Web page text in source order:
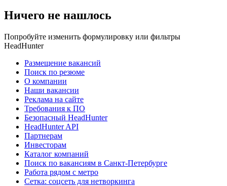
Ничего не нашлось
Попробуйте изменить формулировку или фильтры
HeadHunter
Размещение вакансий
Поиск по резюме
О компании
Наши вакансии
Реклама на сайте
Требования к ПО
Безопасный HeadHunter
HeadHunter API
Партнерам
Инвесторам
Каталог компаний
Поиск по вакансиям в Санкт-Петербурге
Работа рядом с метро
Сетка: соцсеть для нетворкинга